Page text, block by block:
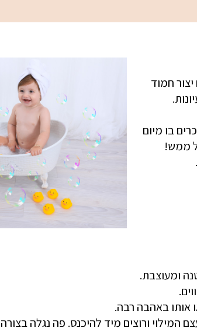
חמוד
בו מיום
ממש!
ומעוצבת.
אותו באהבה רבה.
המילוי ורוצים מיד להיכנס. פה נגלה